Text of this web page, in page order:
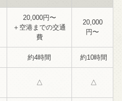
20,000円〜
＋空港までの交通
費
20,000
円〜
約4時間 約10時間
△ △